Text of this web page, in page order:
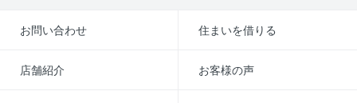
お問い合わせ 住まいを借りる
店舗紹介 お客様の声